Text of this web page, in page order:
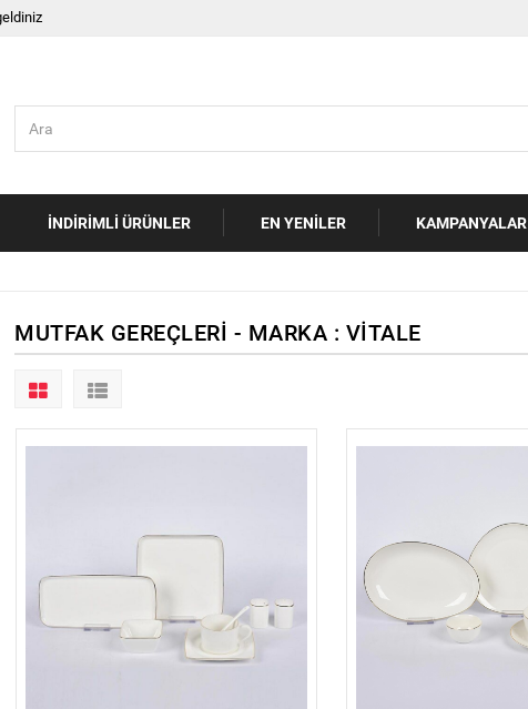
İNDIRIMLI ÜRÜNLER EN YENILER KAMPANYALAR
MUTFAK GEREÇLERI - MARKA : VITALE